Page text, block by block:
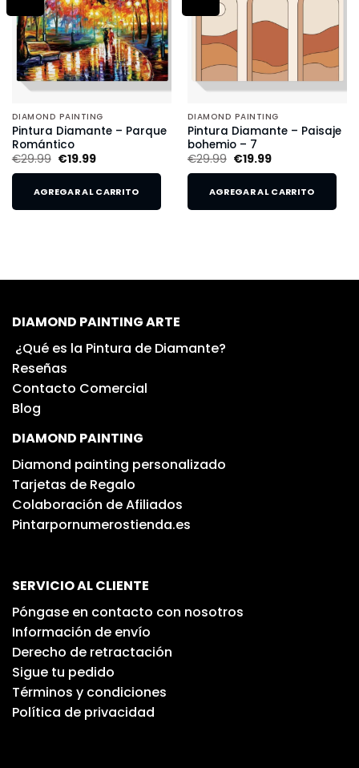
DIAMOND PAINTING
Pintura Diamante – Parque
Romántico
€29.99 €19.99
AGREGAR AL CARRITO
DIAMOND PAINTING
Pintura Diamante – Paisaje
bohemio – 7
€29.99 €19.99
AGREGAR AL CARRITO
DIAMOND PAINTING ARTE
¿Qué es la Pintura de Diamante?
Reseñas
Contacto Comercial
Blog
DIAMOND PAINTING
Diamond painting personalizado
Tarjetas de Regalo
Colaboración de Afiliados
Pintarpornumerostienda.es
SERVICIO AL CLIENTE
Póngase en contacto con nosotros
Información de envío
Derecho de retractación
Sigue tu pedido
Términos y condiciones
Política de privacidad